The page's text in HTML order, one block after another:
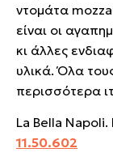
ντομάτα
είναι οι
κι άλλες
υλικά. Όλα
περισσότερα
La Bella
11.50.602